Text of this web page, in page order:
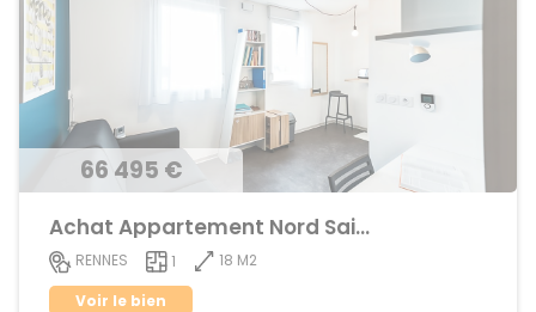
66 495 €
Achat Appartement Nord Saint-Martin
RENNES 1
18 M2
Voir le bien